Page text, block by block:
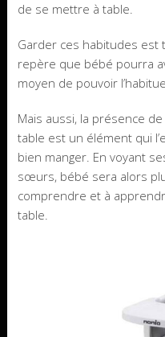
de se mettre à table.
Garder ces habitudes est
repère que bébé pourra
moyen de pouvoir
Mais aussi, la présence
table est un élément qui
bien manger. En voyant
sœurs, bébé sera alors
comprendre et à
table.